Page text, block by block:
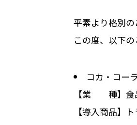
平素より格別の
この度、以下
コカ・コー
【業 種】食
【導入商品】